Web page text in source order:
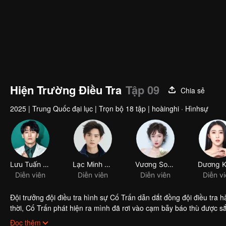
Hiện Trường Điều Tra Tập 09
Chia sẻ
2025 | Trung Quốc đại lục | Trọn bộ 18 tập | hoàinghi · Hìnhsự
Lưu Tuấn Hiếu
Diễn viên
Lạc Minh Cật
Diễn viên
Đội trưởng đội điều tra hình sự Cố Trấn dẫn dắt đồng đội điều tra
thời, Cố Trấn phát hiện ra mình đã rơi vào cạm bẫy báo thù được
những người thân yêu xung quanh, Cố Trấn phải đối đầu với kẻ
Đọc thêm